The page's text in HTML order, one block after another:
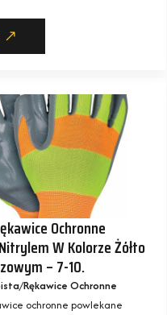
Ochronne
W Kolorze Żółto
– 7-10.
Rękawice Ochronne
ochronne powlekane